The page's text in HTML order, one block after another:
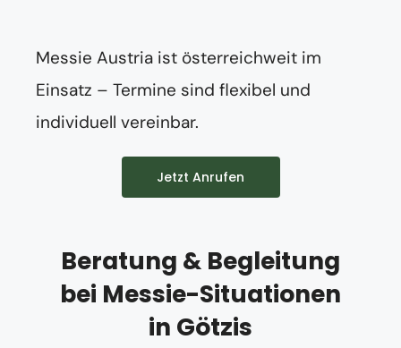
Messie Austria ist österreichweit im
Einsatz – Termine sind flexibel und
individuell vereinbar.
Jetzt Anrufen
Beratung & Begleitung
bei Messie-Situationen
in Götzis